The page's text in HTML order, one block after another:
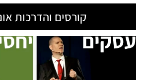
קורסים והדרכות